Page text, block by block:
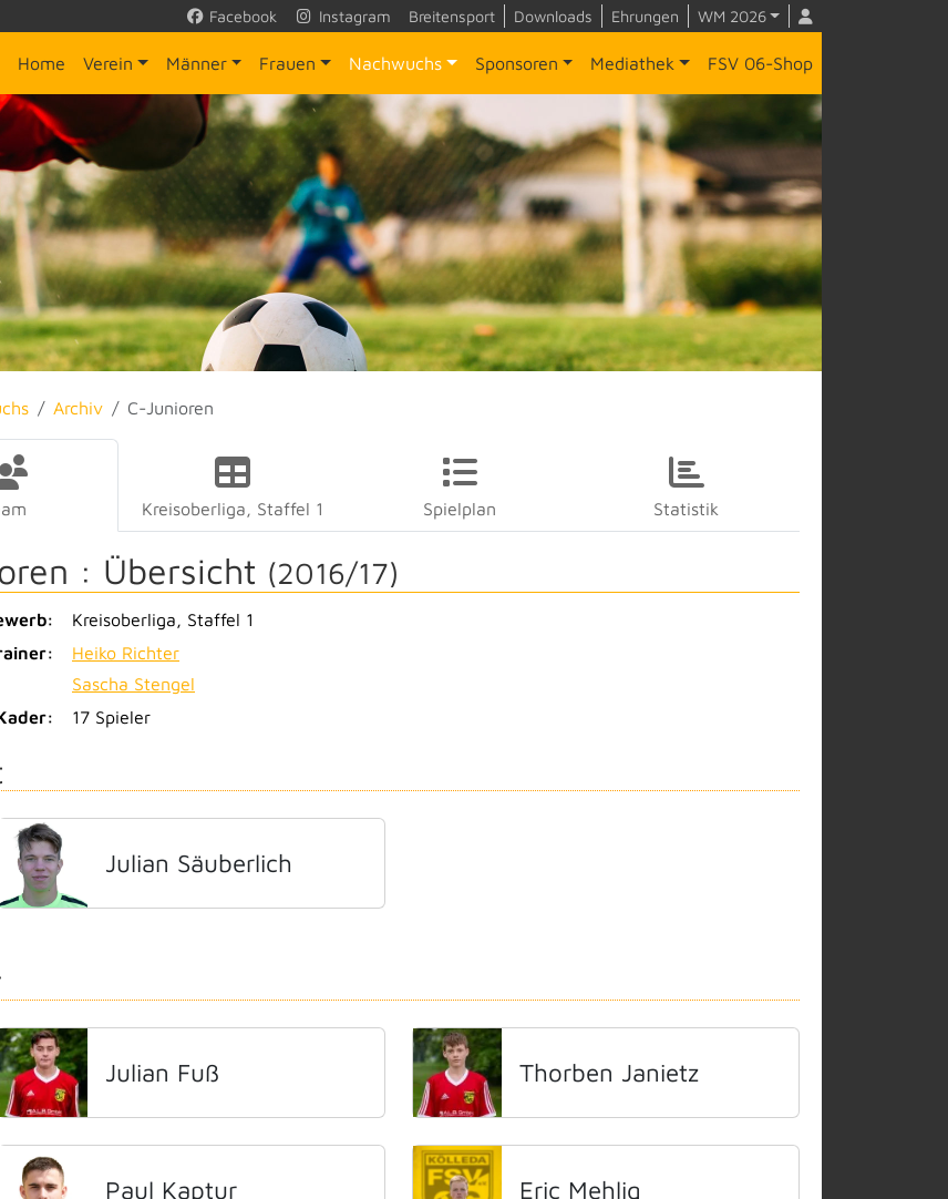
Facebook Instagram Breitensport Downloads Ehrungen WM 2026
Home Verein Männer Frauen Nachwuchs Sponsoren Mediathek FSV 06-Shop
Archiv C-Junioren
Kreisoberliga, Staffel 1 Spielplan Statistik
: Übersicht (2016/17)
Kreisoberliga, Staffel 1
Heiko Richter
Sascha Stengel
17 Spieler
Julian Säuberlich
Julian Fuß Thorben Janietz
Paul Kaptur Eric Mehlig